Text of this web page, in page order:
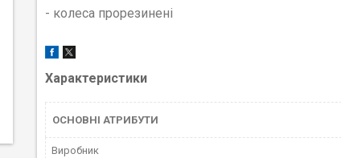
- колеса прорезинені
Характеристики
ОСНОВНІ АТРИБУТИ
Виробник